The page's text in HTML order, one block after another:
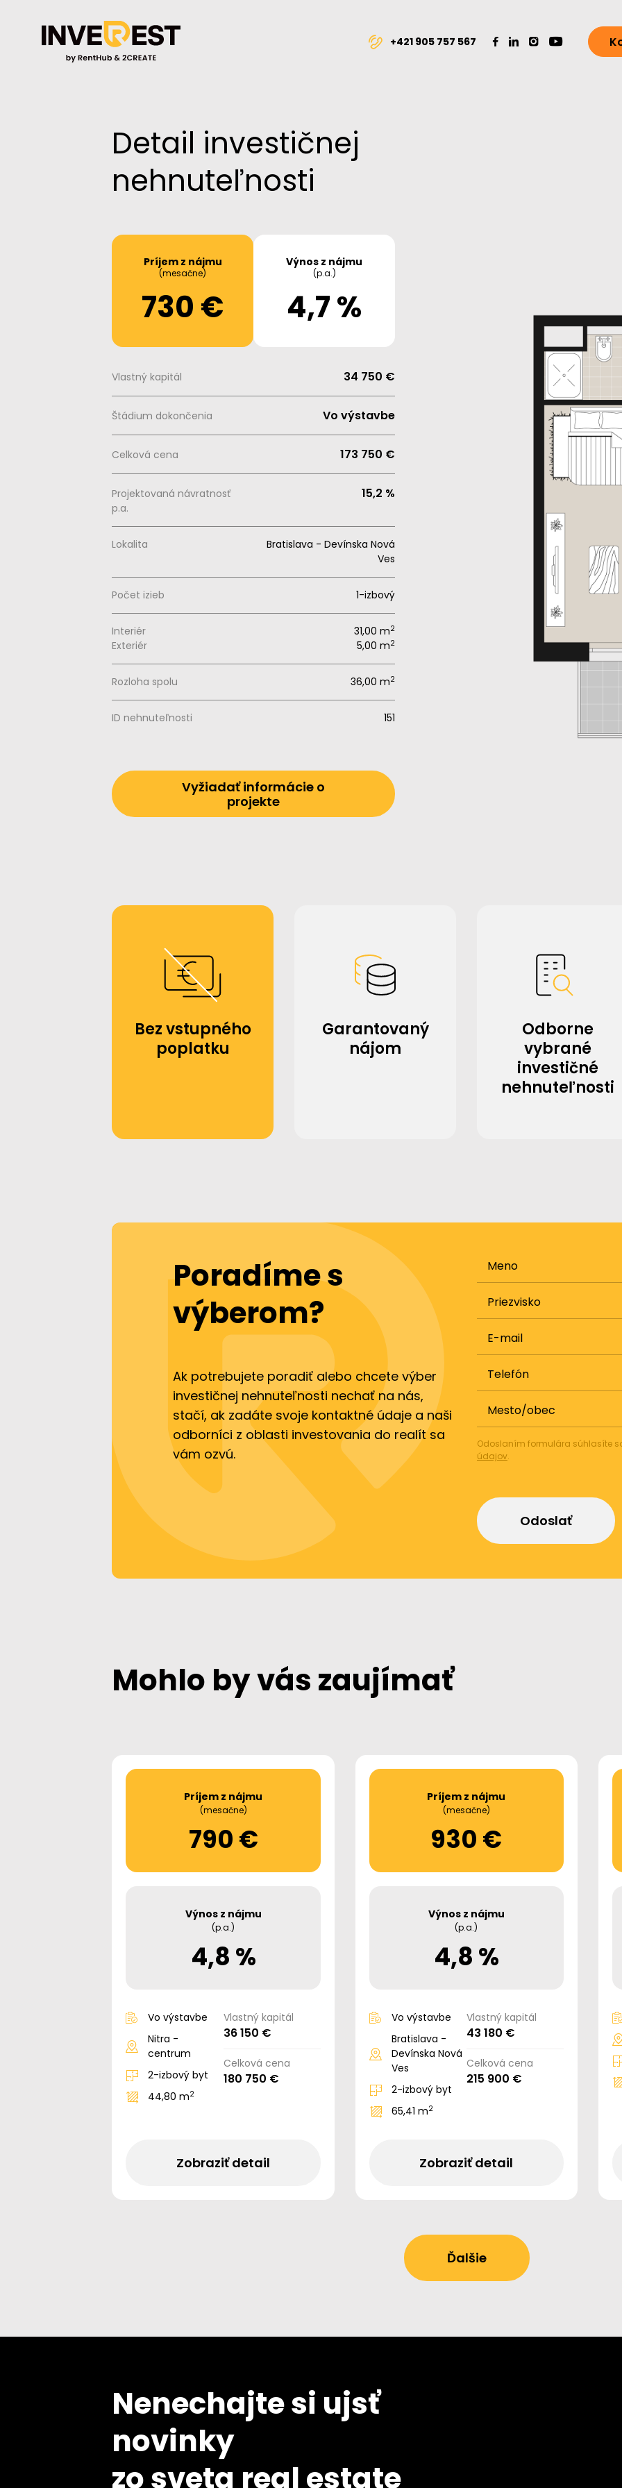
+421 905 757 567
Detail investičnej
nehnuteľnosti
Príjem z nájmu
(mesačne)
730 €
Výnos z nájmu
(p.a.)
4,7 %
Vlastný kapitál 34 750 €
Štádium dokončenia Vo výstavbe
Celková cena 173 750 €
Projektovaná návratnosť
p.a.
15,2 %
Lokalita
Bratislava - Devínska Nová
Ves
Počet izieb 1-izbový
Interiér 31,00 m2
Exteriér 5,00 m2
Rozloha spolu 36,00 m2
ID nehnuteľnosti 151
Vyžiadať informácie o
projekte
Bez vstupného
poplatku
Garantovaný
nájom
Odborne
vybrané
investičné
nehnuteľnosti
Poradíme s
výberom?
Ak potrebujete poradiť alebo chcete výber
investičnej nehnuteľnosti nechať na nás,
stačí, ak zadáte svoje kontaktné údaje a naši
odborníci z oblasti investovania do realít sa
vám ozvú.
Meno
Priezvisko
E-mail
Telefón
Mesto/obec
Odoslaním formulára súhlasíte
údajov.
Odoslať
Mohlo by vás zaujímať
Príjem z nájmu
(mesačne)
790 €
Výnos z nájmu
(p.a.)
4,8 %
Vo výstavbe
Nitra -
centrum
2-izbový byt
44,80 m2
Vlastný kapitál
36 150 €
Celková cena
180 750 €
Zobraziť detail
Príjem z nájmu
(mesačne)
930 €
Výnos z nájmu
(p.a.)
4,8 %
Vo výstavbe
Bratislava -
Devínska Nová
Ves
2-izbový byt
65,41 m2
Vlastný kapitál
43 180 €
Celková cena
215 900 €
Zobraziť detail
Ďalšie
Nenechajte si ujsť
novinky
zo sveta real estate